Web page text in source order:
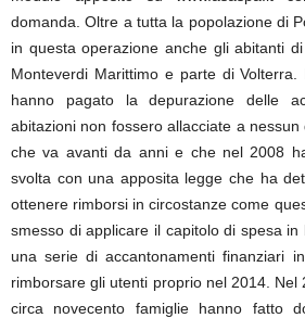
domanda. Oltre a tutta la popolazione di
in questa operazione anche gli abitanti di
Monteverdi Marittimo e parte di
hanno pagato la depurazione delle
abitazioni non fossero allacciate a
che va avanti da anni e che nel 2008
svolta con una apposita legge che ha
ottenere rimborsi in circostanze come
smesso di applicare il capitolo di spesa
una serie di accantonamenti finanziari
rimborsare gli utenti proprio nel 2014. Nel
circa novecento famiglie hanno fatto